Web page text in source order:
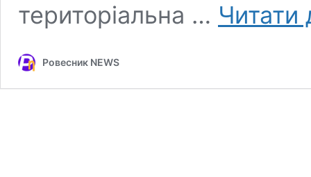
територіальна … Читати
Ровесник NEWS